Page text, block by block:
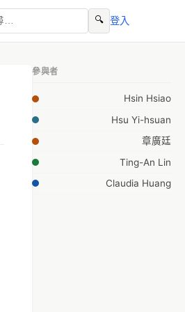
🔍 登入
參與者
Hsin Hsiao
Hsu Yi-hsuan
章廣廷
Ting-An Lin
Claudia Huang